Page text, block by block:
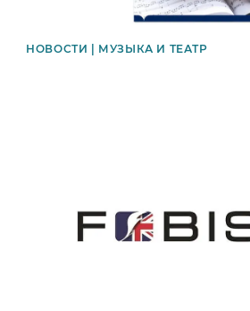
НОВОСТИ | МУЗЫКА И ТЕАТР